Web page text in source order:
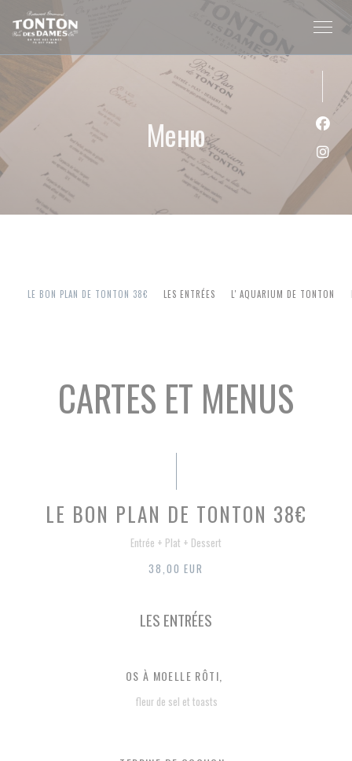
Панель управления cookies
Меню
LE BON PLAN DE TONTON 38€ LES ENTRÉES L' AQUARIUM DE TONTON
CARTES ET MENUS
LE BON PLAN DE TONTON 38€
Entrée + Plat + Dessert
38,00 EUR
LES ENTRÉES
OS À MOELLE RÔTI,
fleur de sel et toasts